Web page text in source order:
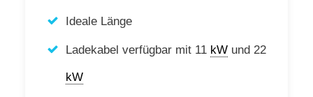
Ideale Länge
Ladekabel verfügbar mit 11 kW und 22
kW